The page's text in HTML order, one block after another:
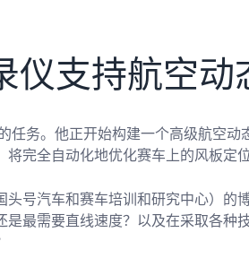
仪支持航空动
任务。他正开始构建一个高级航空
完全自动化地优化赛车上的风板定
头号汽车和赛车培训和研究中心）
最需要直线速度？以及在采取各种